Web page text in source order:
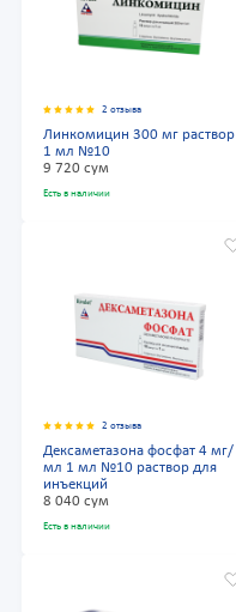
2 отзыва
Линкомицин 300 мг раствор
1 мл №10
9 720 сум
Есть в наличии
2 отзыва
Дексаметазона фосфат 4 мг/
мл 1 мл №10 раствор для
инъекций
8 040 сум
Есть в наличии